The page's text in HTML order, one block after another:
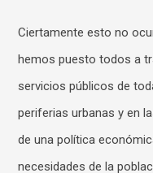
Ciertamente esto no
hemos puesto todos a
servicios públicos de
periferias urbanas y en
de una política
necesidades de la